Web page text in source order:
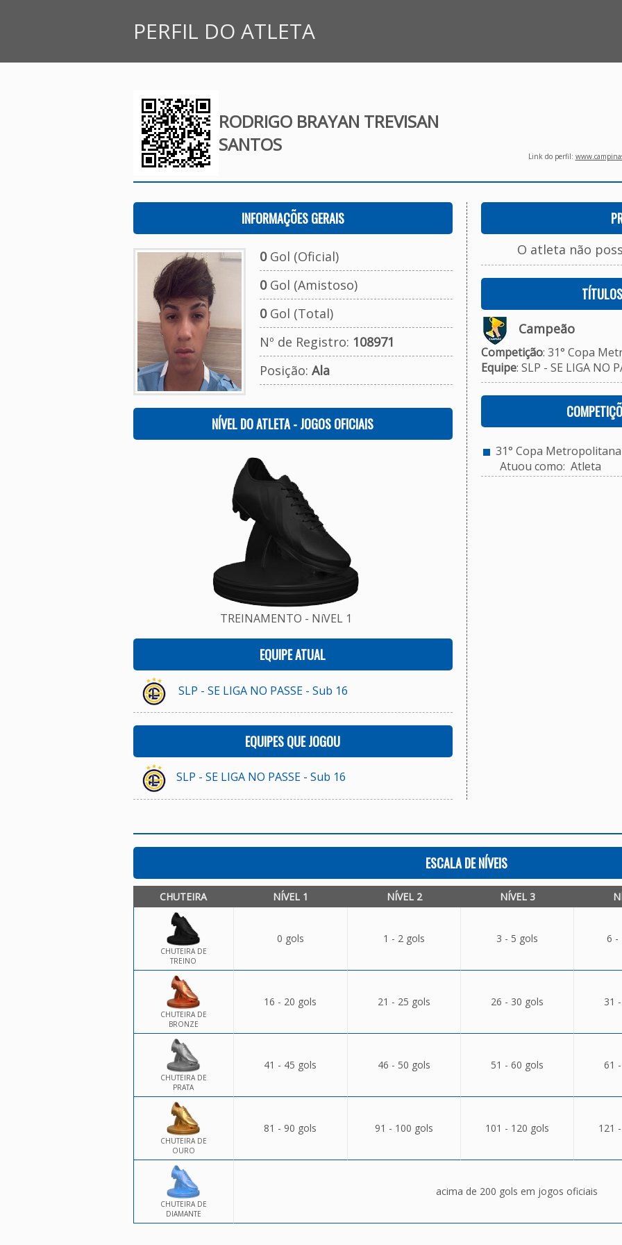
PERFIL DO ATLETA
RODRIGO BRAYAN TREVISAN
SANTOS
Link do perfil:
INFORMAÇÕES GERAIS
0Gol (Oficial)
0Gol (Amistoso)
0Gol (Total)
Nº de Registro: 108971
Posição: Ala
NÍVEL DO ATLETA - JOGOS OFICIAIS
TREINAMENTO - NíVEL 1
EQUIPE ATUAL
SLP - SE LIGA NO PASSE - Sub 16
EQUIPES QUE JOGOU
SLP - SE LIGA NO PASSE - Sub 16
O atleta não
Campeão
Competição: 31° Copa
Equipe: SLP - SE LIGA NO
31° Copa Metropolitana
Atuou como: Atleta
ESCALA DE NÍVEIS
CHUTEIRA NÍVEL 1 NÍVEL 2 NÍVEL 3
CHUTEIRA DE
TREINO
0 gols 1 - 2 gols 3 - 5 gols 6 -
CHUTEIRA DE
BRONZE
16 - 20 gols 21 - 25 gols 26 - 30 gols 31
CHUTEIRA DE
PRATA
41 - 45 gols 46 - 50 gols 51 - 60 gols 61
CHUTEIRA DE
OURO
81 - 90 gols 91 - 100 gols 101 - 120 gols 121
CHUTEIRA DE
DIAMANTE
acima de 200 gols em jogos oficiais